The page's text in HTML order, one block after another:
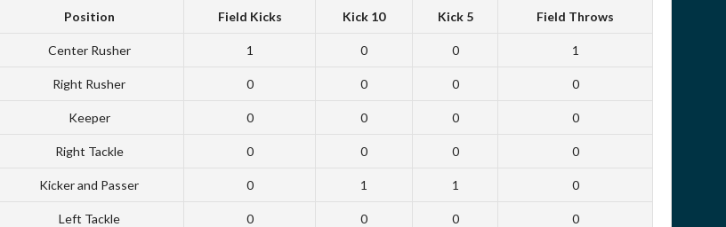
Position Field Kicks Kick 10 Kick 5 Field Throws
Center Rusher 1 0 0 1
Right Rusher 0 0 0 0
Keeper 0 0 0 0
Right Tackle 0 0 0 0
Kicker and Passer 0 1 1 0
Left Tackle 0 0 0 0